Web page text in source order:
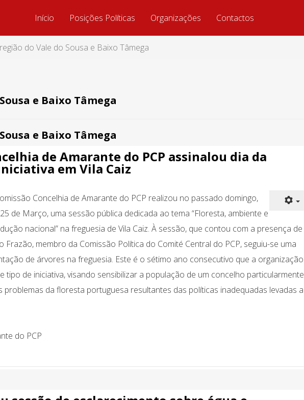
Início Posições Políticas Organizações Contactos
do Vale do Sousa e Baixo Tâmega
e Baixo Tâmega
e Baixo Tâmega
de Amarante do PCP assinalou dia da
em Vila Caiz
Concelhia de Amarante do PCP realizou no passado domingo,
de Março, uma sessão pública dedicada ao tema “Floresta, ambiente e
nacional” na freguesia de Vila Caiz. À sessão, que contou com a presença de
Frazão, membro da Comissão Política do Comité Central do PCP, seguiu-se uma
de árvores na freguesia. Este é o sétimo ano consecutivo que a organização
tipo de iniciativa, visando sensibilizar a população de um concelho particularmente
da floresta portuguesa resultantes das políticas inadequadas levadas a
do PCP